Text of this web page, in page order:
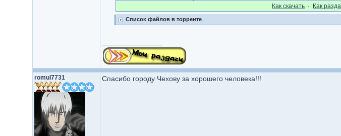
Как cкачать · Как
Список файлов в торренте
romul7731 Спасибо городу Чехову за хорошего человека!!!